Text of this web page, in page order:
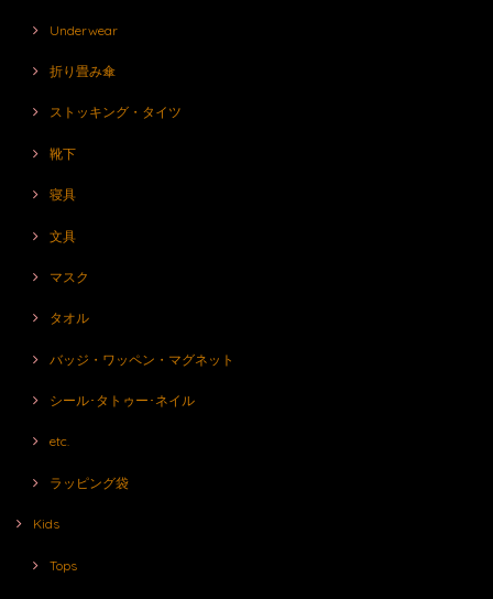
Underwear
折り畳み傘
ストッキング・タイツ
靴下
寝具
文具
マスク
タオル
バッジ・ワッペン・マグネット
シール･タトゥー･ネイル
etc.
ラッピング袋
Kids
Tops